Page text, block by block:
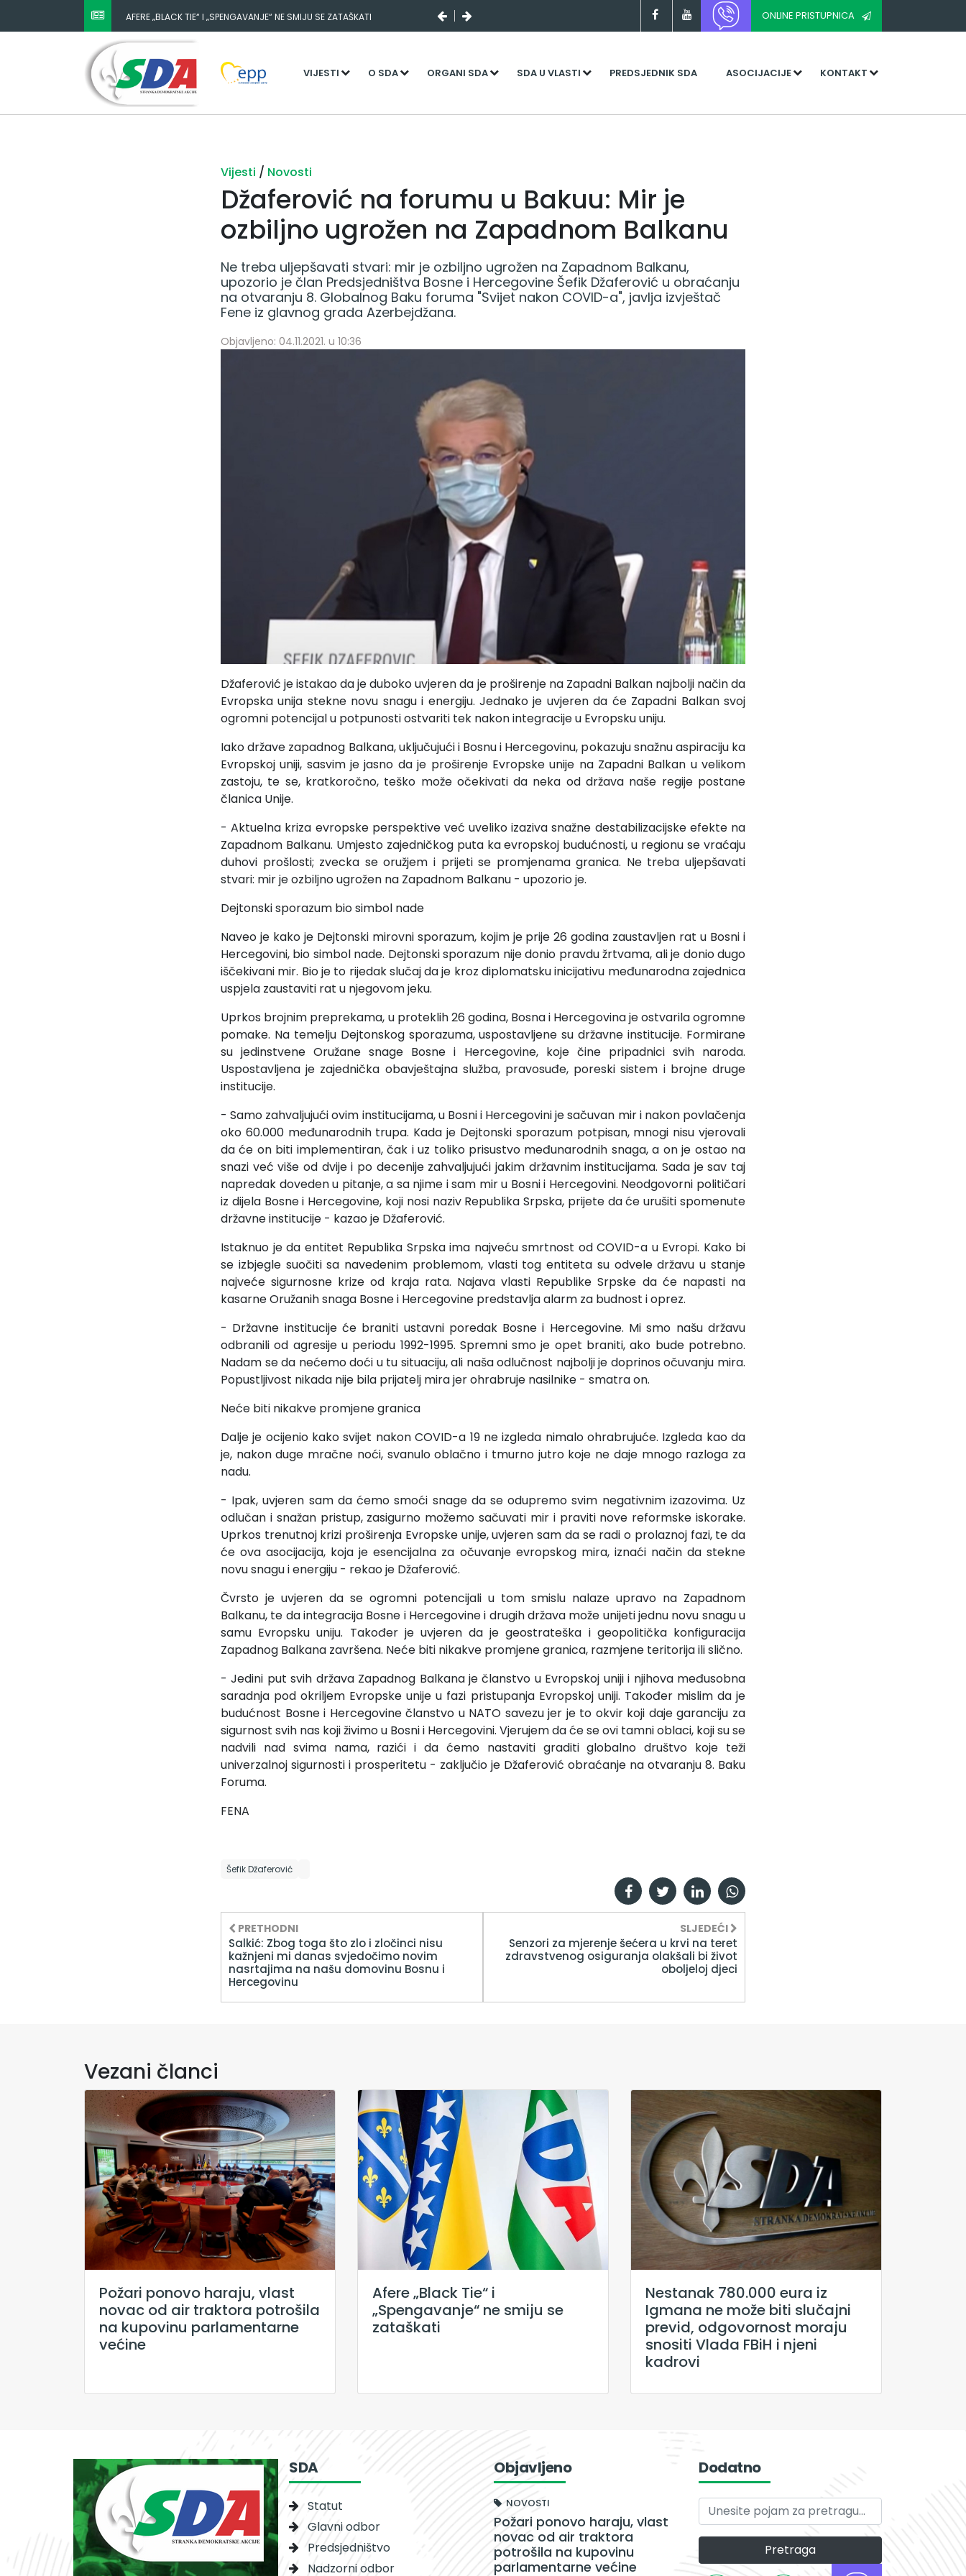
AFERE „BLACK TIE“ I „SPENGAVANJE“ NE SMIJU SE ZATAŠKATI ONLINE PRISTUPNICA
VIJESTI O SDA ORGANI SDA SDA U VLASTI PREDSJEDNIK SDA ASOCIJACIJE KONTAKT
Vijesti / Novosti
Džaferović na forumu u Bakuu: Mir je
ozbiljno ugrožen na Zapadnom Balkanu
Ne treba uljepšavati stvari: mir je ozbiljno ugrožen na Zapadnom Balkanu,
upozorio je član Predsjedništva Bosne i Hercegovine Šefik Džaferović u obraćanju
na otvaranju 8. Globalnog Baku foruma "Svijet nakon COVID-a", javlja izvještač
Fene iz glavnog grada Azerbejdžana.
Objavljeno: 04.11.2021. u 10:36
Džaferović je istakao da je duboko uvjeren da je proširenje na Zapadni Balkan najbolji način da
Evropska unija stekne novu snagu i energiju. Jednako je uvjeren da će Zapadni Balkan svoj
ogromni potencijal u potpunosti ostvariti tek nakon integracije u Evropsku uniju.
Iako države zapadnog Balkana, uključujući i Bosnu i Hercegovinu, pokazuju snažnu aspiraciju ka
Evropskoj uniji, sasvim je jasno da je proširenje Evropske unije na Zapadni Balkan u velikom
zastoju, te se, kratkoročno, teško može očekivati da neka od država naše regije postane
članica Unije.
- Aktuelna kriza evropske perspektive već uveliko izaziva snažne destabilizacijske efekte na
Zapadnom Balkanu. Umjesto zajedničkog puta ka evropskoj budućnosti, u regionu se vraćaju
duhovi prošlosti; zvecka se oružjem i prijeti se promjenama granica. Ne treba uljepšavati
stvari: mir je ozbiljno ugrožen na Zapadnom Balkanu - upozorio je.
Dejtonski sporazum bio simbol nade
Naveo je kako je Dejtonski mirovni sporazum, kojim je prije 26 godina zaustavljen rat u Bosni i
Hercegovini, bio simbol nade. Dejtonski sporazum nije donio pravdu žrtvama, ali je donio dugo
iščekivani mir. Bio je to rijedak slučaj da je kroz diplomatsku inicijativu međunarodna zajednica
uspjela zaustaviti rat u njegovom jeku.
Uprkos brojnim preprekama, u proteklih 26 godina, Bosna i Hercegovina je ostvarila ogromne
pomake. Na temelju Dejtonskog sporazuma, uspostavljene su državne institucije. Formirane
su jedinstvene Oružane snage Bosne i Hercegovine, koje čine pripadnici svih naroda.
Uspostavljena je zajednička obavještajna služba, pravosuđe, poreski sistem i brojne druge
institucije.
- Samo zahvaljujući ovim institucijama, u Bosni i Hercegovini je sačuvan mir i nakon povlačenja
oko 60.000 međunarodnih trupa. Kada je Dejtonski sporazum potpisan, mnogi nisu vjerovali
da će on biti implementiran, čak i uz toliko prisustvo međunarodnih snaga, a on je ostao na
snazi već više od dvije i po decenije zahvaljujući jakim državnim institucijama. Sada je sav taj
napredak doveden u pitanje, a sa njime i sam mir u Bosni i Hercegovini. Neodgovorni političari
iz dijela Bosne i Hercegovine, koji nosi naziv Republika Srpska, prijete da će urušiti spomenute
državne institucije - kazao je Džaferović.
Istaknuo je da entitet Republika Srpska ima najveću smrtnost od COVID-a u Evropi. Kako bi
se izbjegle suočiti sa navedenim problemom, vlasti tog entiteta su odvele državu u stanje
najveće sigurnosne krize od kraja rata. Najava vlasti Republike Srpske da će napasti na
kasarne Oružanih snaga Bosne i Hercegovine predstavlja alarm za budnost i oprez.
- Državne institucije će braniti ustavni poredak Bosne i Hercegovine. Mi smo našu državu
odbranili od agresije u periodu 1992-1995. Spremni smo je opet braniti, ako bude potrebno.
Nadam se da nećemo doći u tu situaciju, ali naša odlučnost najbolji je doprinos očuvanju mira.
Popustljivost nikada nije bila prijatelj mira jer ohrabruje nasilnike - smatra on.
Neće biti nikakve promjene granica
Dalje je ocijenio kako svijet nakon COVID-a 19 ne izgleda nimalo ohrabrujuće. Izgleda kao da
je, nakon duge mračne noći, svanulo oblačno i tmurno jutro koje ne daje mnogo razloga za
nadu.
- Ipak, uvjeren sam da ćemo smoći snage da se odupremo svim negativnim izazovima. Uz
odlučan i snažan pristup, zasigurno možemo sačuvati mir i praviti nove reformske iskorake.
Uprkos trenutnoj krizi proširenja Evropske unije, uvjeren sam da se radi o prolaznoj fazi, te da
će ova asocijacija, koja je esencijalna za očuvanje evropskog mira, iznaći način da stekne
novu snagu i energiju - rekao je Džaferović.
Čvrsto je uvjeren da se ogromni potencijali u tom smislu nalaze upravo na Zapadnom
Balkanu, te da integracija Bosne i Hercegovine i drugih država može unijeti jednu novu snagu u
samu Evropsku uniju. Također je uvjeren da je geostrateška i geopolitička konfiguracija
Zapadnog Balkana završena. Neće biti nikakve promjene granica, razmjene teritorija ili slično.
- Jedini put svih država Zapadnog Balkana je članstvo u Evropskoj uniji i njihova međusobna
saradnja pod okriljem Evropske unije u fazi pristupanja Evropskoj uniji. Također mislim da je
budućnost Bosne i Hercegovine članstvo u NATO savezu jer je to okvir koji daje garanciju za
sigurnost svih nas koji živimo u Bosni i Hercegovini. Vjerujem da će se ovi tamni oblaci, koji su se
nadvili nad svima nama, razići i da ćemo nastaviti graditi globalno društvo koje teži
univerzalnoj sigurnosti i prosperitetu - zaključio je Džaferović obraćanje na otvaranju 8. Baku
Foruma.
FENA
Šefik Džaferović
PRETHODNI
Salkić: Zbog toga što zlo i zločinci nisu
kažnjeni mi danas svjedočimo novim
nasrtajima na našu domovinu Bosnu i
Hercegovinu
SLJEDEĆI
Senzori za mjerenje šećera u krvi na teret
zdravstvenog osiguranja olakšali bi život
oboljeloj djeci
Vezani članci
Požari ponovo haraju, vlast
novac od air traktora potrošila
na kupovinu parlamentarne
većine
Afere „Black Tie“ i
„Spengavanje“ ne smiju se
zataškati
Nestanak 780.000 eura iz
Igmana ne može biti slučajni
previd, odgovornost moraju
snositi Vlada FBiH i njeni
kadrovi
SDA
Statut
Glavni odbor
Predsjedništvo
Nadzorni odbor
Objavljeno
NOVOSTI
Požari ponovo haraju, vlast
novac od air traktora
potrošila na kupovinu
parlamentarne većine
Dodatno
Pretraga